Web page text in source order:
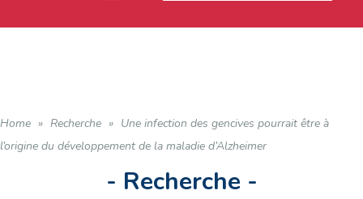
Home » Recherche » Une infection des gencives pourrait être à
l’origine du développement de la maladie d’Alzheimer
- Recherche -